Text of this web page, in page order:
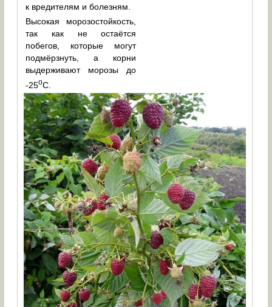
к вредителям и болезням.
Высокая морозостойкость,
так как не остаётся
побегов, которые могут
подмёрзнуть, а корни
выдерживают морозы до
-25оС.